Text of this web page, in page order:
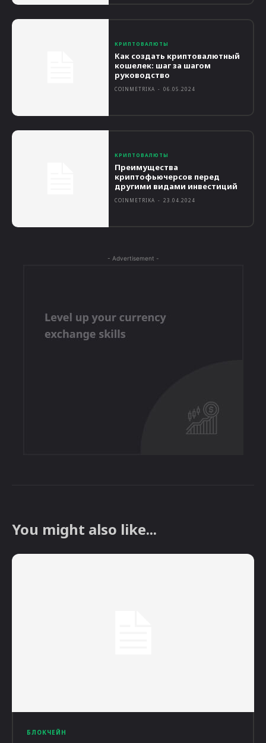
КРИПТОВАЛЮТЫ
Как создать криптовалютный
кошелек: шаг за шагом
руководство
COINMETRIKA - 06.05.2024
КРИПТОВАЛЮТЫ
Преимущества
криптофьючерсов перед
другими видами инвестиций
COINMETRIKA - 23.04.2024
- Advertisement -
You might also like...
БЛОКЧЕЙН